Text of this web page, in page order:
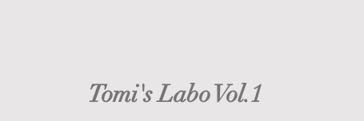
Tomi's Labo Vol.1